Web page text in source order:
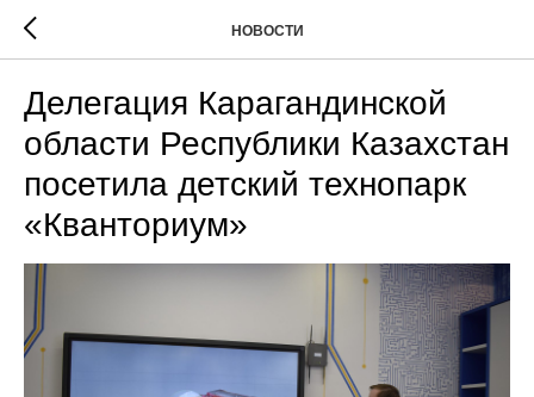
НОВОСТИ
Делегация Карагандинской
области Республики Казахстан
посетила детский технопарк
«Кванториум»